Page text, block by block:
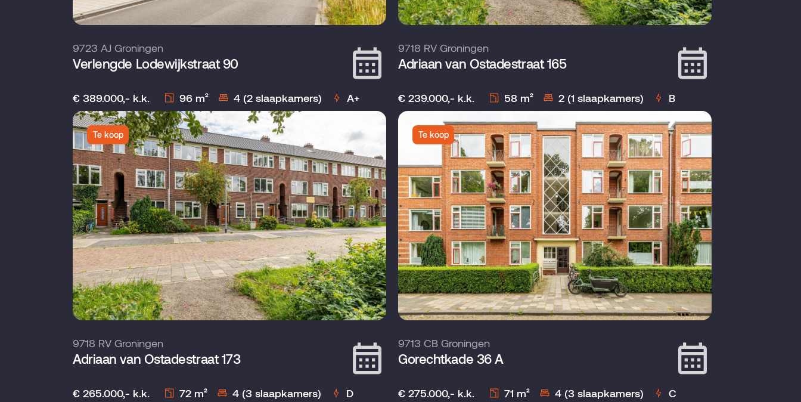
9723 AJ Groningen
Verlengde Lodewijkstraat 90
€ 389.000,- k.k. 96 m² 4 (2 slaapkamers) A+
9718 RV Groningen
Adriaan van Ostadestraat 165
€ 239.000,- k.k. 58 m² 2 (1 slaapkamers) B
Te koop
9718 RV Groningen
Adriaan van Ostadestraat 173
€ 265.000,- k.k. 72 m² 4 (3 slaapkamers) D
Te koop
9713 CB Groningen
Gorechtkade 36 A
€ 275.000,- k.k. 71 m² 4 (3 slaapkamers) C